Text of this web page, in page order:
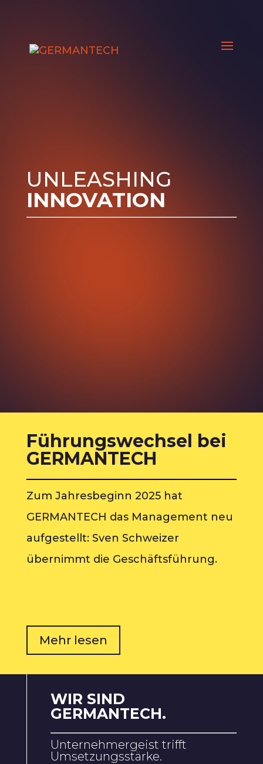
UNLEASHING
INNOVATION
Führungswechsel bei
GERMANTECH
Zum Jahresbeginn 2025 hat
GERMANTECH das Management neu
aufgestellt: Sven Schweizer
übernimmt die Geschäftsführung.
Mehr lesen
WIR SIND
GERMANTECH.
Unternehmergeist trifft
Umsetzungsstärke.